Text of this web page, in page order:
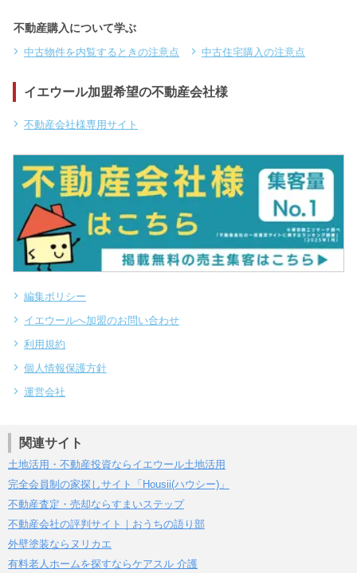
不動産購入について学ぶ
中古物件を内覧するときの注意点 中古住宅購入の注意点
イエウール加盟希望の不動産会社様
不動産会社様専用サイト
編集ポリシー
イエウールへ加盟のお問い合わせ
利用規約
個人情報保護方針
運営会社
関連サイト
土地活用・不動産投資ならイエウール土地活用
完全会員制の家探しサイト「Housii(ハウシー)」
不動産査定・売却ならすまいステップ
不動産会社の評判サイト｜おうちの語り部
外壁塗装ならヌリカエ
有料老人ホームを探すならケアスル 介護